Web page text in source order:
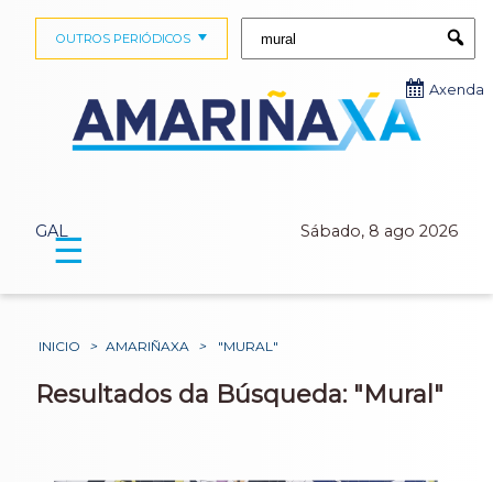
GAL Sábado, 8 ago 2026
OUTROS PERIÓDICOS
Axenda
☰
INICIO > AMARIÑAXA > "MURAL"
Resultados da Búsqueda: "Mural"